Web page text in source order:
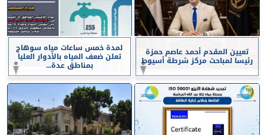
تعيين المقدم أحمد عاصم حمزة
رئيسا لمباحث مركز شرطة أسيوط
لمدة خمس ساعات مياه سوهاج
تعلن ضعف المياه بالأدوار العليا
بمناطق عدة...